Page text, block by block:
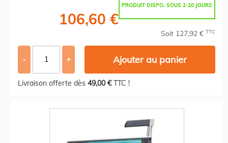
PRODUIT DISPO. SOUS 2-10 JOURS
106,60 €
Soit 127,92 € TTC
- + Ajouter au panier
Livraison offerte dès 49,00 €TTC !